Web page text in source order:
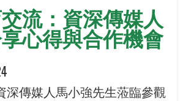
流：資深傳媒人
心得與合作機會
深傳媒人馬小強先生蒞臨參觀